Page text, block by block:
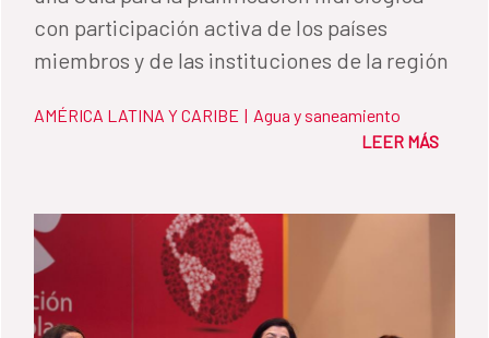
con participación activa de los países
miembros y de las instituciones de la región
AMÉRICA LATINA Y CARIBE | Agua y saneamiento
LEER MÁS